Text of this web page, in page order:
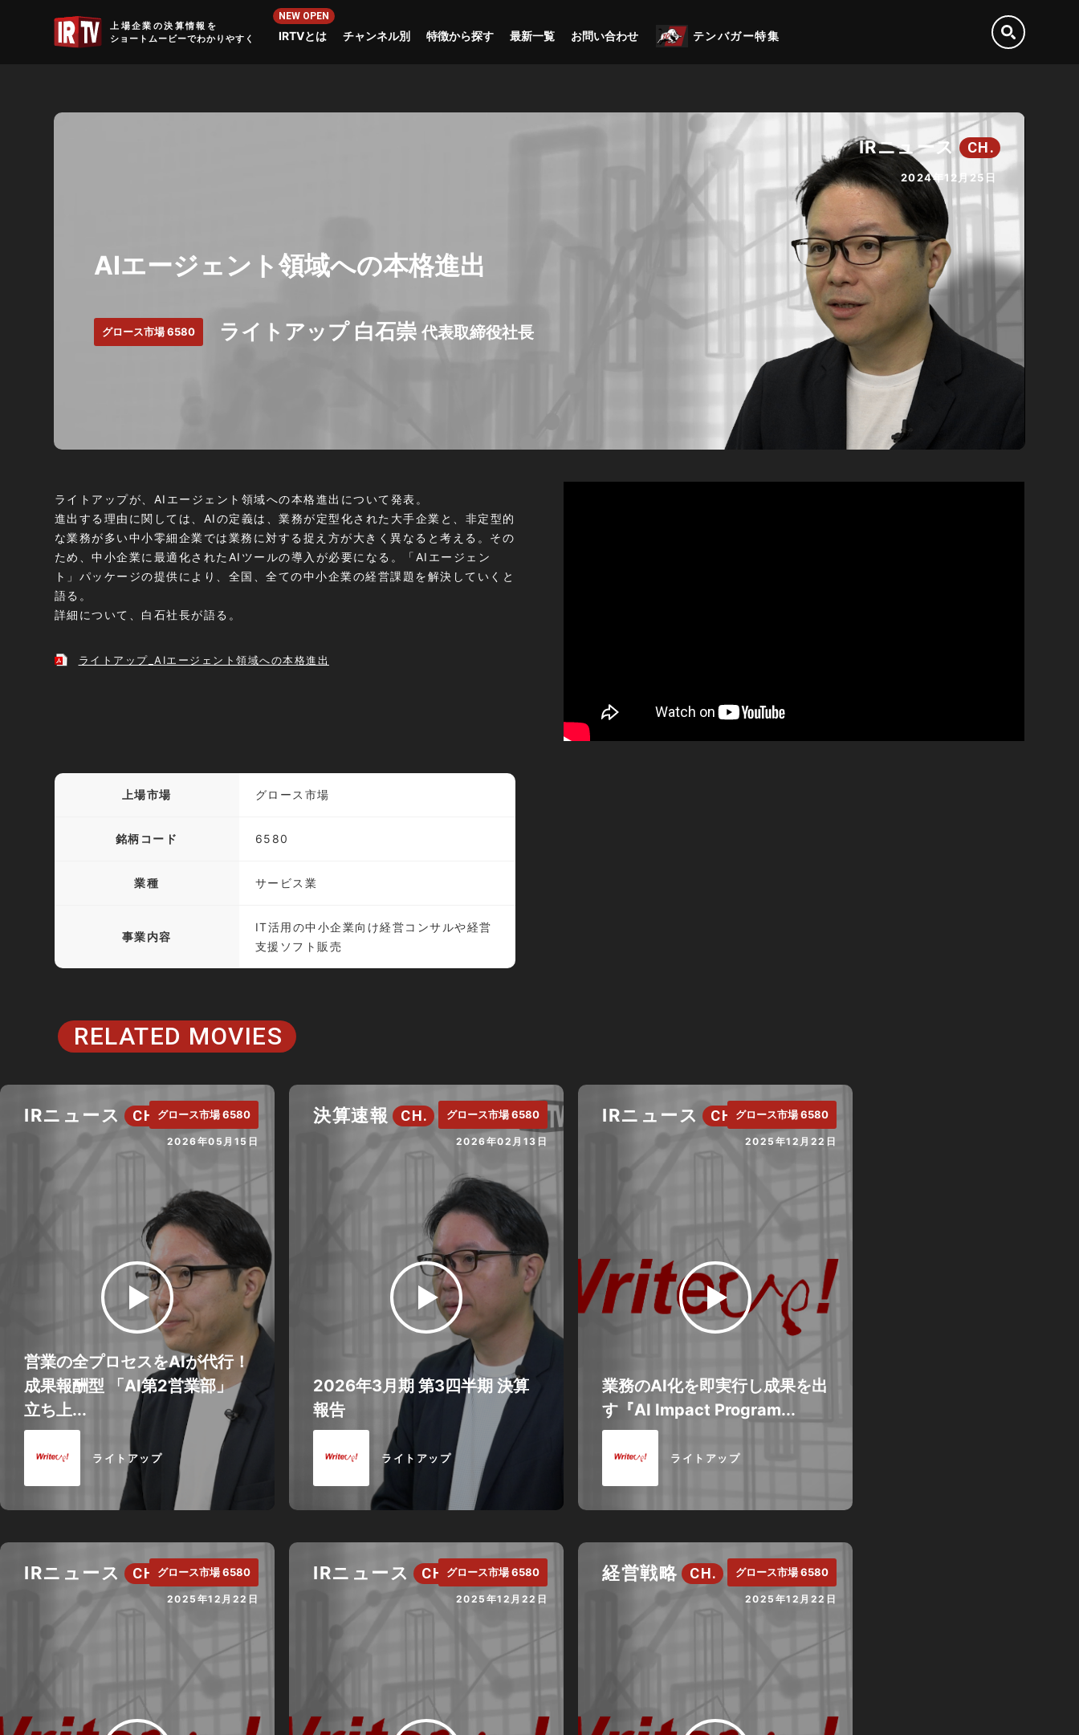
上場企業の決算情報を
ショートムービーでわかりやすく
IRTVとは チャンネル別 特徴から探す 最新一覧 お問い合わせ テンバガー特集
IRニュース CH.
2024年12月25日
AIエージェント領域への本格進出
グロース市場 6580 ライトアップ 白石崇代表取締役社長
ライトアップが、AIエージェント領域への本格進出について発表。
進出する理由に関しては、AIの定義は、業務が定型化された大手企業と、非定型的
な業務が多い中小零細企業では業務に対する捉え方が大きく異なると考える。その
ため、中小企業に最適化されたAIツールの導入が必要になる。「AIエージェン
ト」パッケージの提供により、全国、全ての中小企業の経営課題を解決していくと
語る。
詳細について、白石社長が語る。
ライトアップ_AIエージェント領域への本格進出
上場市場 グロース市場
銘柄コード 6580
業種 サービス業
事業内容
IT活用の中小企業向け経営コンサルや経営
支援ソフト販売
RELATED MOVIES
IRニュース CH.グロース市場 6580
2026年05月15日
ライトアップ
営業の全プロセスをAIが代行！
成果報酬型 「AI第2営業部」
立ち上...
決算速報 CH. グロース市場 6580
2026年02月13日
ライトアップ
2026年3月期 第3四半期 決算
報告
IRニュース CH.グロース市場 6580
2025年12月22日
ライトアップ
業務のAI化を即実行し成果を出
す『AI Impact Program...
IRニュース CH.グロース市場 6580
2025年12月22日
IRニュース CH.グロース市場 6580
2025年12月22日
経営戦略 CH. グロース市場 6580
2025年12月22日